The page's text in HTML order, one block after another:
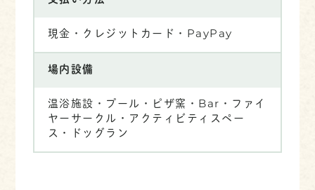
現金・クレジットカード・PayPay
場内設備
温浴施設・プール・ピザ窯・Bar・ファイ
ヤーサークル・アクティビティスペー
ス・ドッグラン